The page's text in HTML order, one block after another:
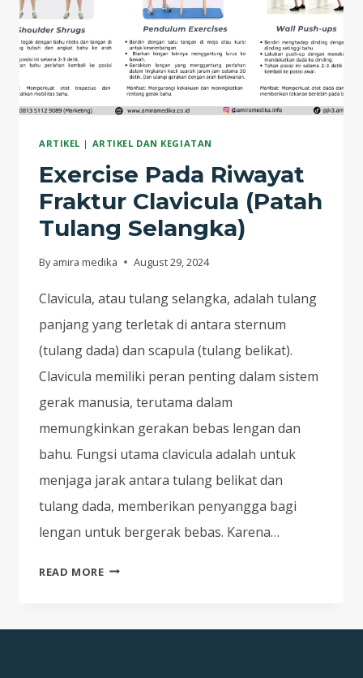
ARTIKEL | ARTIKEL DAN KEGIATAN
Exercise Pada Riwayat
Fraktur Clavicula (Patah
Tulang Selangka)
By amira medika August 29, 2024
Clavicula, atau tulang selangka, adalah tulang
panjang yang terletak di antara sternum
(tulang dada) dan scapula (tulang belikat).
Clavicula memiliki peran penting dalam sistem
gerak manusia, terutama dalam
memungkinkan gerakan bebas lengan dan
bahu. Fungsi utama clavicula adalah untuk
menjaga jarak antara tulang belikat dan
tulang dada, memberikan penyangga bagi
lengan untuk bergerak bebas. Karena…
READ MOREEXERCISE
FRAKTUR